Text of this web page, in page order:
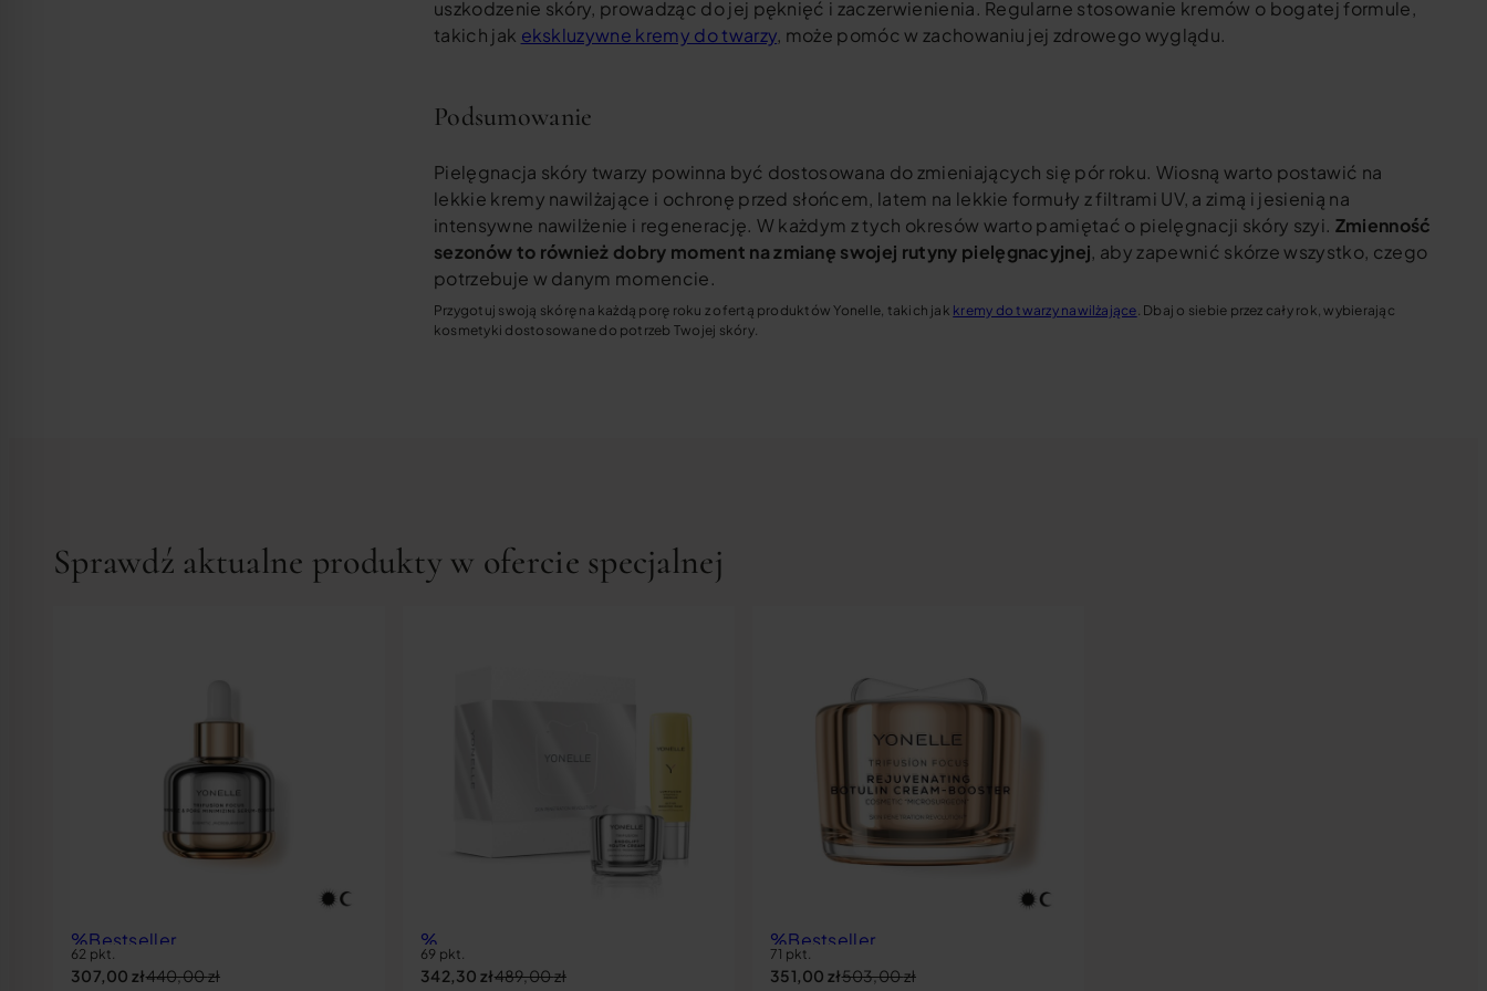
uszkodzenie skóry, prowadząc do jej pęknięć i zaczerwienienia. Regularne stosowanie kremów o bogatej formule,
takich jak ekskluzywne kremy do twarzy, może pomóc w zachowaniu jej zdrowego wyglądu.
Podsumowanie
Pielęgnacja skóry twarzy powinna być dostosowana do zmieniających się pór roku. Wiosną warto postawić na
lekkie kremy nawilżające i ochronę przed słońcem, latem na lekkie formuły z filtrami UV, a zimą i jesienią na
intensywne nawilżenie i regenerację. W każdym z tych okresów warto pamiętać o pielęgnacji skóry szyi. Zmienność
sezonów to również dobry moment na zmianę swojej rutyny pielęgnacyjnej, aby zapewnić skórze wszystko, czego
potrzebuje w danym momencie.
Przygotuj swoją skórę na każdą porę roku z ofertą produktów Yonelle, takich jak kremy do twarzy nawilżające. Dbaj o siebie przez cały rok, wybierając
kosmetyki dostosowane do potrzeb Twojej skóry.
Sprawdź aktualne produkty w ofercie specjalnej
%Bestseller
Rekomendacja miesiąca
62 pkt.
440,00zł
307,00 zł
%
69 pkt.
489,00zł
342,30 zł
%Bestseller
Rekomendacja miesiąca
71 pkt.
503,00zł
351,00 zł